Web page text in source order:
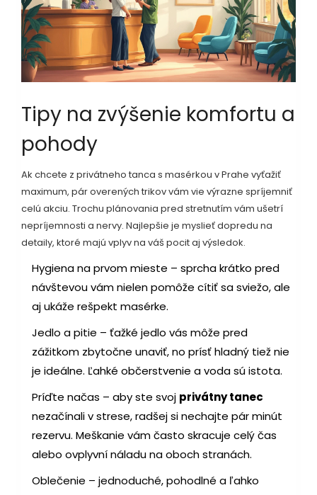
Tipy na zvýšenie komfortu a
pohody
Ak chcete z privátneho tanca s masérkou v Prahe vyťažiť
maximum, pár overených trikov vám vie výrazne spríjemniť
celú akciu. Trochu plánovania pred stretnutím vám ušetrí
nepríjemnosti a nervy. Najlepšie je myslieť dopredu na
detaily, ktoré majú vplyv na váš pocit aj výsledok.
Hygiena na prvom mieste – sprcha krátko pred
návštevou vám nielen pomôže cítiť sa sviežo, ale
aj ukáže rešpekt masérke.
Jedlo a pitie – ťažké jedlo vás môže pred
zážitkom zbytočne unaviť, no prísť hladný tiež nie
je ideálne. Ľahké občerstvenie a voda sú istota.
Príďte načas – aby ste svoj privátny tanec
nezačínali v strese, radšej si nechajte pár minút
rezervu. Meškanie vám často skracuje celý čas
alebo ovplyvní náladu na oboch stranách.
Oblečenie – jednoduché, pohodlné a ľahko